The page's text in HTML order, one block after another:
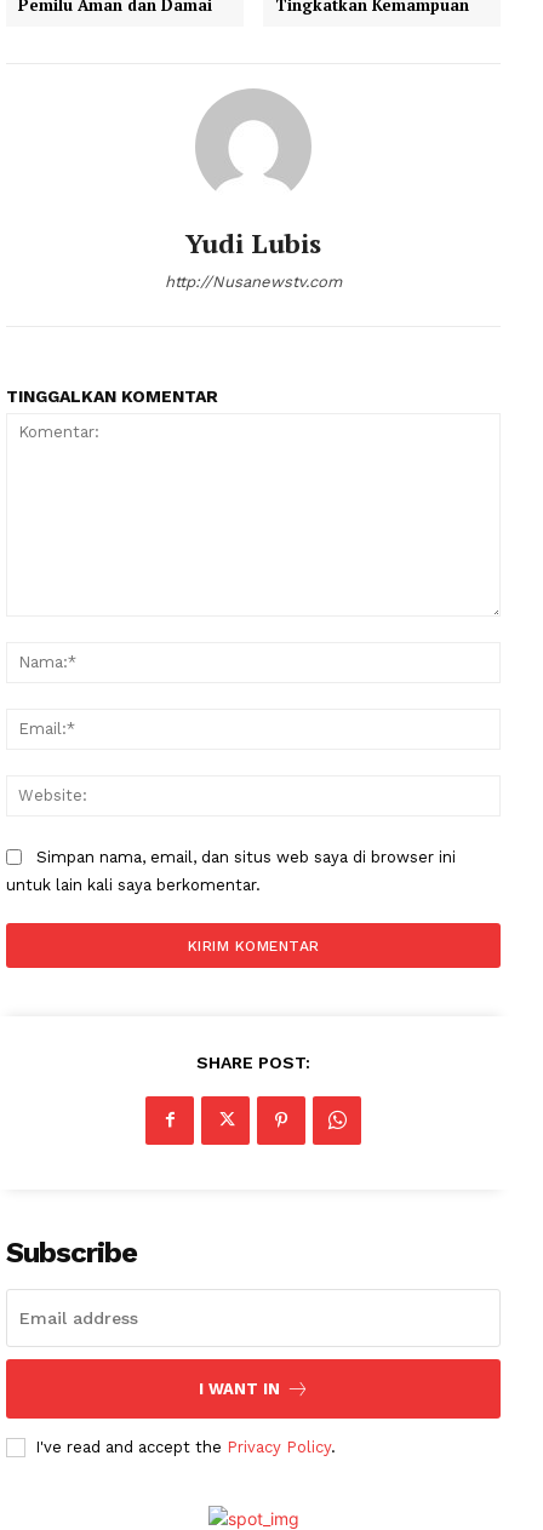
News Week
Magazine PRO
SUBSCRIBE NOW
Pemilu Aman dan Damai
Tingkatkan Kemampuan
Yudi Lubis
http://Nusanewstv.com
TINGGALKAN KOMENTAR
Simpan nama, email, dan situs web saya di browser ini
untuk lain kali saya berkomentar.
SHARE POST:
Subscribe
I WANT IN
I've read and accept the Privacy Policy.